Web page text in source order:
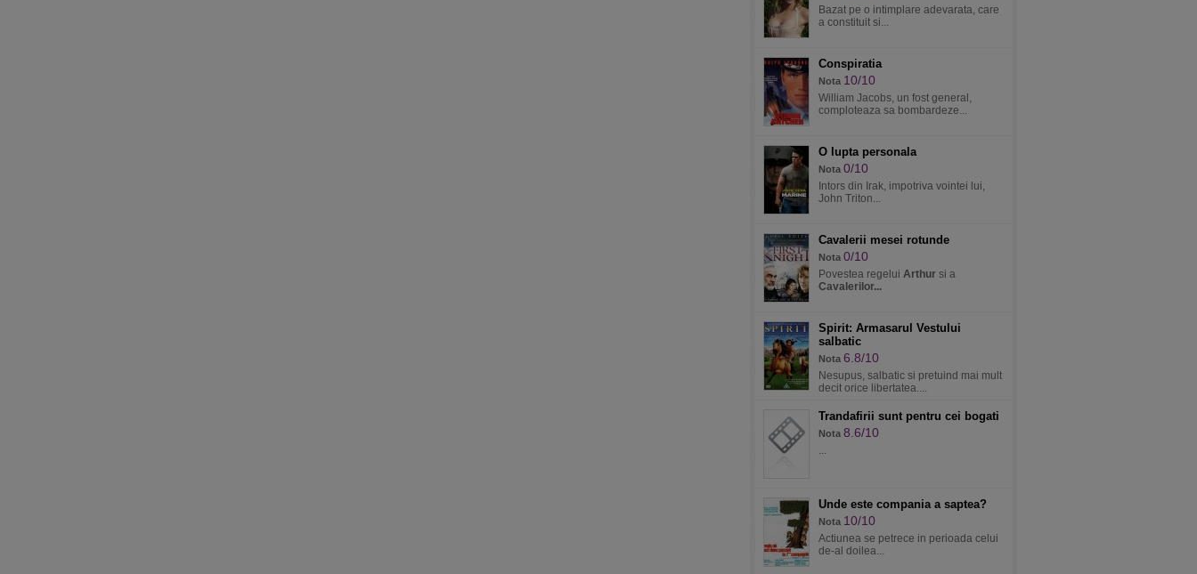
Bazat pe o intimplare adevarata, care
a constituit si...
Conspiratia
Nota 10/10
William Jacobs, un fost general,
comploteaza sa bombardeze...
O lupta personala
Nota 0/10
Intors din Irak, impotriva vointei lui,
John Triton...
Cavalerii mesei rotunde
Nota 0/10
Povestea regelui Arthur si a
Cavalerilor...
Spirit: Armasarul Vestului
salbatic
Nota 6.8/10
Nesupus, salbatic si pretuind mai mult
decit orice libertatea....
Trandafirii sunt pentru cei bogati
Nota 8.6/10
...
Unde este compania a saptea?
Nota 10/10
Actiunea se petrece in perioada celui
de-al doilea...